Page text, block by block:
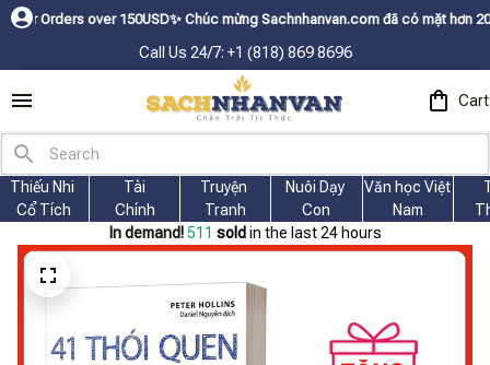
over 150USDㅤ✨Chúc mừng Sachnhanvan.com đã có mặt hơn 200 quốc
Call Us 24/7: +1 (818) 869 8696
Cart
Thiếu Nhi
Cổ Tích
Tài
Chính
Truyện
Tranh
Nuôi Dạy
Con
Văn học Việt
Nam
In demand! 512 sold in the last 24 hours